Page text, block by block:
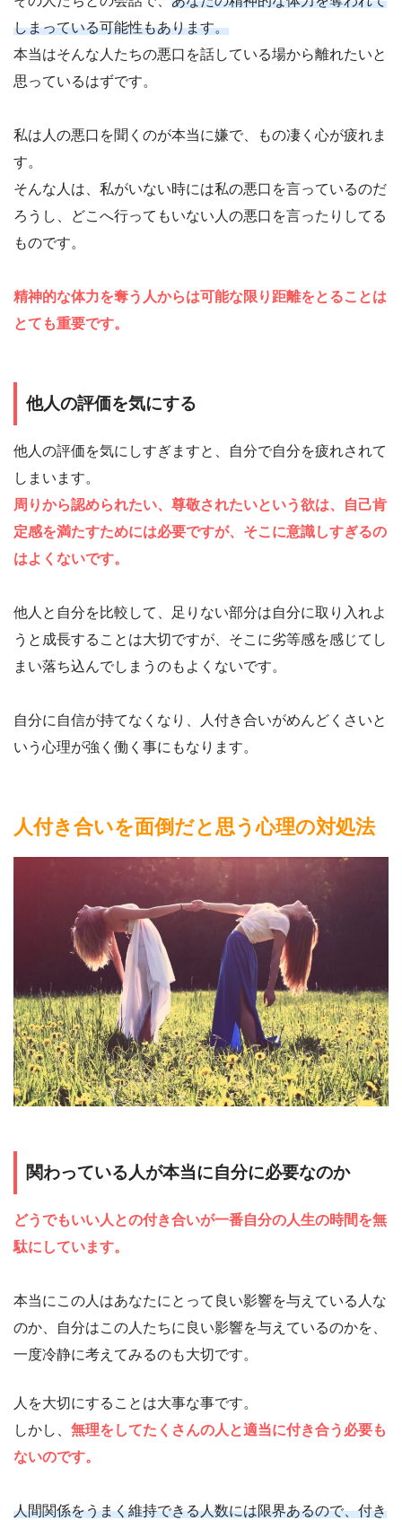
しまっている可能性もあります。
本当はそんな人たちの悪口を話している場から離れたいと
思っているはずです。
私は人の悪口を聞くのが本当に嫌で、もの凄く心が疲れま
す。
そんな人は、私がいない時には私の悪口を言っているのだ
ろうし、どこへ行ってもいない人の悪口を言ったりしてる
ものです。
精神的な体力を奪う人からは可能な限り距離をとることは
とても重要です。
他人の評価を気にする
他人の評価を気にしすぎますと、自分で自分を疲れされて
しまいます。
周りから認められたい、尊敬されたいという欲は、自己肯
定感を満たすためには必要ですが、そこに意識しすぎるの
はよくないです。
他人と自分を比較して、足りない部分は自分に取り入れよ
うと成長することは大切ですが、そこに劣等感を感じてし
まい落ち込んでしまうのもよくないです。
自分に自信が持てなくなり、人付き合いがめんどくさいと
いう心理が強く働く事にもなります。
人付き合いを面倒だと思う心理の対処法
関わっている人が本当に自分に必要なのか
どうでもいい人との付き合いが一番自分の人生の時間を無
駄にしています。
本当にこの人はあなたにとって良い影響を与えている人な
のか、自分はこの人たちに良い影響を与えているのかを、
一度冷静に考えてみるのも大切です。
人を大切にすることは大事な事です。
しかし、 無理をしてたくさんの人と適当に付き合う必要も
ないのです。
人間関係をうまく維持できる人数には限界あるので、付き